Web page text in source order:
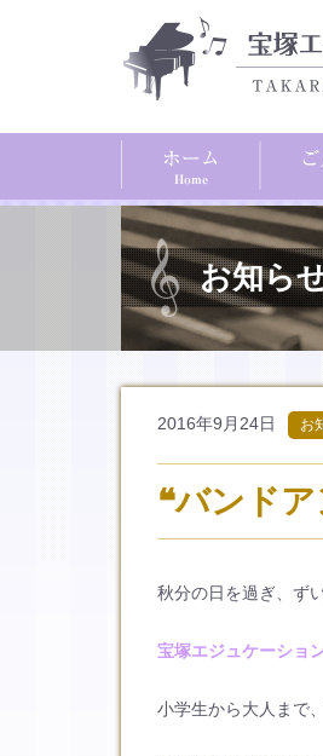
お知ら
2016年9月24日 お
❝バンド
秋分の日を過ぎ、ず
宝塚エジュケーショ
小学生から大人まで